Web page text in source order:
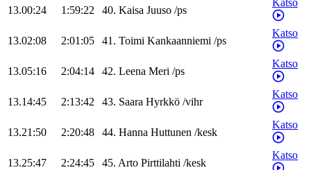
13.00:24 1:59:22 40. Kaisa Juuso /ps
Katso
13.02:08 2:01:05 41. Toimi Kankaanniemi /ps
Katso
13.05:16 2:04:14 42. Leena Meri /ps
Katso
13.14:45 2:13:42 43. Saara Hyrkkö /vihr
Katso
13.21:50 2:20:48 44. Hanna Huttunen /kesk
Katso
13.25:47 2:24:45 45. Arto Pirttilahti /kesk
Katso